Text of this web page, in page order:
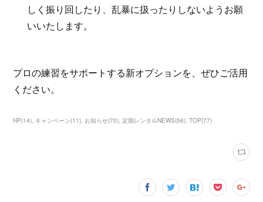
しく振り回したり、乱暴に扱ったりしないようお願
いいたします。
プロの練習をサポートする新オプションを、ぜひご活用
ください。
HP(14) キャンペーン(11) お知らせ(70) 定期レンタルNEWS(56) TOP(77)